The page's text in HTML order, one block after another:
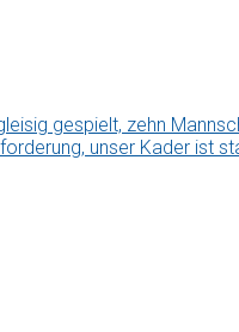
gespielt, zehn
unser Kader ist